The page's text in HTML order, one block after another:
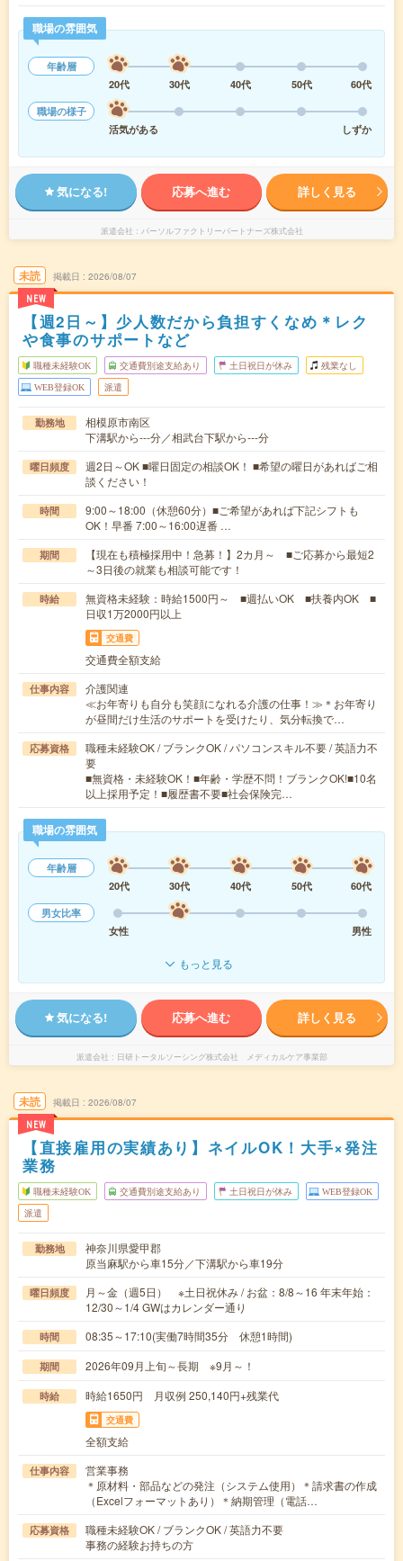
職場の雰囲気
年齢層
20代
30代 40代 50代
60代
職場の様子
活気がある
しずか
気になる! 応募へ進む 詳しく見る
派遣会社 パーソルファクトリーパートナーズ株式会社
未読
NEW
掲載日 2026/08/07
【週2日～】少人数だから負担すくなめ＊レク
や食事のサポートなど
職種未経験OK 交通費別途支給あり 土日祝日が休み 残業なし
WEB登録OK 派遣
勤務地
相模原市南区
下溝駅から---分／相武台下駅から---分
曜日頻度
週2日～OK ■曜日固定の相談OK！ ■希望の曜日があればご相
談ください！
時間
9:00～18:00（休憩60分）■ご希望があれば下記シフトも
OK！早番 7:00～16:00遅番 …
期間
【現在も積極採用中！急募！】2カ月～ ■ご応募から最短2
～3日後の就業も相談可能です！
時給
無資格未経験：時給1500円～ ■週払いOK ■扶養内OK ■
日収1万2000円以上
交通費
交通費全額支給
仕事内容
介護関連
≪お年寄りも自分も笑顔になれる介護の仕事！≫＊お年寄り
が昼間だけ生活のサポートを受けたり、気分転換で…
応募資格
職種未経験OK / ブランクOK / パソコンスキル不要 / 英語力不
要
■無資格・未経験OK！■年齢・学歴不問！ブランクOK!■10名
以上採用予定！■履歴書不要■社会保険完…
職場の雰囲気
年齢層
20代
30代 40代 50代
60代
男女比率
女性
男性
もっと見る
気になる! 応募へ進む 詳しく見る
派遣会社 日研トータルソーシング株式会社 メディカルケア事業部
未読
NEW
掲載日 2026/08/07
【直接雇用の実績あり】ネイルOK！大手×発注
業務
職種未経験OK 交通費別途支給あり 土日祝日が休み WEB登録OK
派遣
勤務地
神奈川県愛甲郡
原当麻駅から車15分／下溝駅から車19分
曜日頻度
月～金（週5日） ※土日祝休み / お盆：8/8～16 年末年始：
12/30～1/4 GWはカレンダー通り
時間 08:35～17:10(実働7時間35分 休憩1時間)
期間 2026年09月上旬～長期 ※9月～！
時給 時給1650円 月収例 250,140円+残業代
交通費
全額支給
仕事内容
営業事務
＊原材料・部品などの発注（システム使用）＊請求書の作成
（Excelフォーマットあり）＊納期管理（電話…
応募資格
職種未経験OK / ブランクOK / 英語力不要
事務の経験お持ちの方